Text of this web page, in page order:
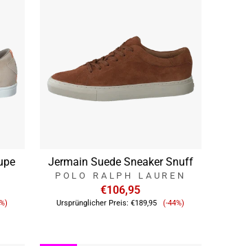
Jermain Suede Sneaker Snuff
POLO RALPH LAUREN
€106,95
Ursprünglicher Preis:€189,95 (-44%)